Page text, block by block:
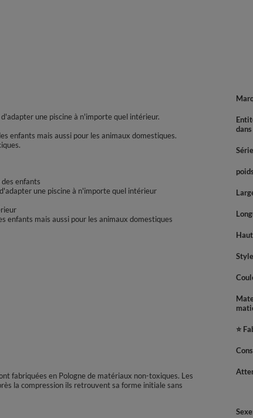
une piscine à n'importe quel intérieur.
enfants mais aussi pour les animaux domestiques.
enfants
une piscine à n'importe quel intérieur
enfants mais aussi pour les animaux domestiques
fabriquées en Pologne de matériaux non-toxiques. Les
la compression ils retrouvent sa forme initiale sans
Style
⭐
Sexe